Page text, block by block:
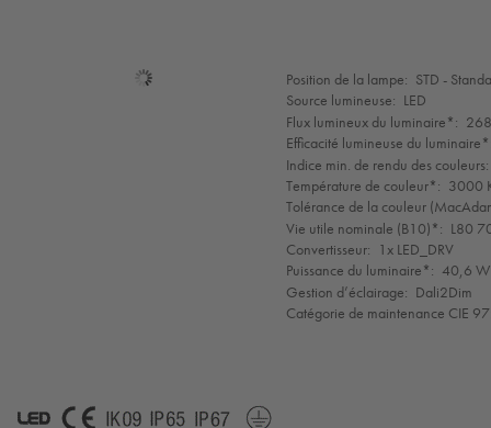
Sélection
de
mode
Position de la lampe: STD -
Source lumineuse: LED
Flux lumineux du luminaire*:
Efficacité lumineuse du
Indice min. de rendu des couleurs:
Température de couleur*: 3000
Tolérance de la couleur
Vie utile nominale (B10)*: L80
Convertisseur: 1x LED_DRV
Puissance du luminaire*: 40,6 W
Gestion d’éclairage: Dali2Dim
Catégorie de maintenance CIE